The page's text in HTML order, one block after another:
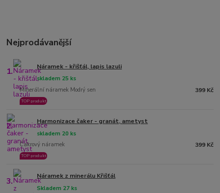
Nejprodávanější
1. Náramek - křišťál, lapis lazuli
Minerální náramek Modrý sen
skladem 25 ks
TOP produkt
399 Kč
2. Harmonizace čaker - granát, ametyst
Čakrový náramek
skladem 20 ks
TOP produkt
399 Kč
3. Náramek z minerálu Křišťál
Skladem 27 ks